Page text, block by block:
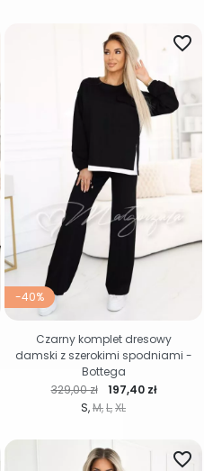
-40%
S M L XL
favorite_border
Cena regularna
329,00 zł Cena
197,40 zł
Czarny komplet dresowy
damski z szerokimi spodniami -
Bottega
favorite_border